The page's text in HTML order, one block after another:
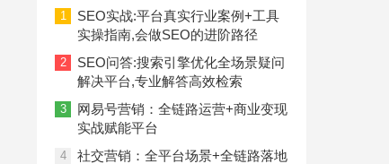
手入门到从业者进阶指南
1
SEO实战:平台真实行业案例+工具
实操指南,会做SEO的进阶路径
2
SEO问答:搜索引擎优化全场景疑问
解决平台,专业解答高效检索
3
网易号营销：全链路运营+商业变现
实战赋能平台
4
社交营销：全平台场景+全链路落地